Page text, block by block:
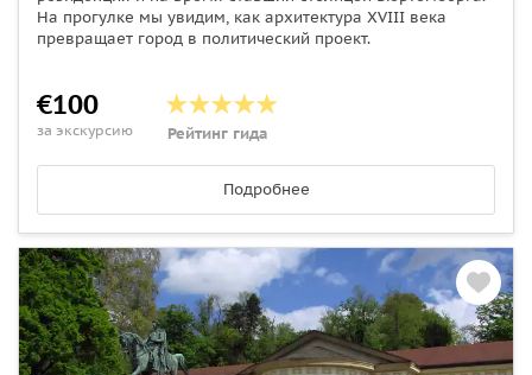
На прогулке мы увидим, как архитектура XVIII века
превращает город в политический проект.
€100
за экскурсию Рейтинг гида
Подробнее